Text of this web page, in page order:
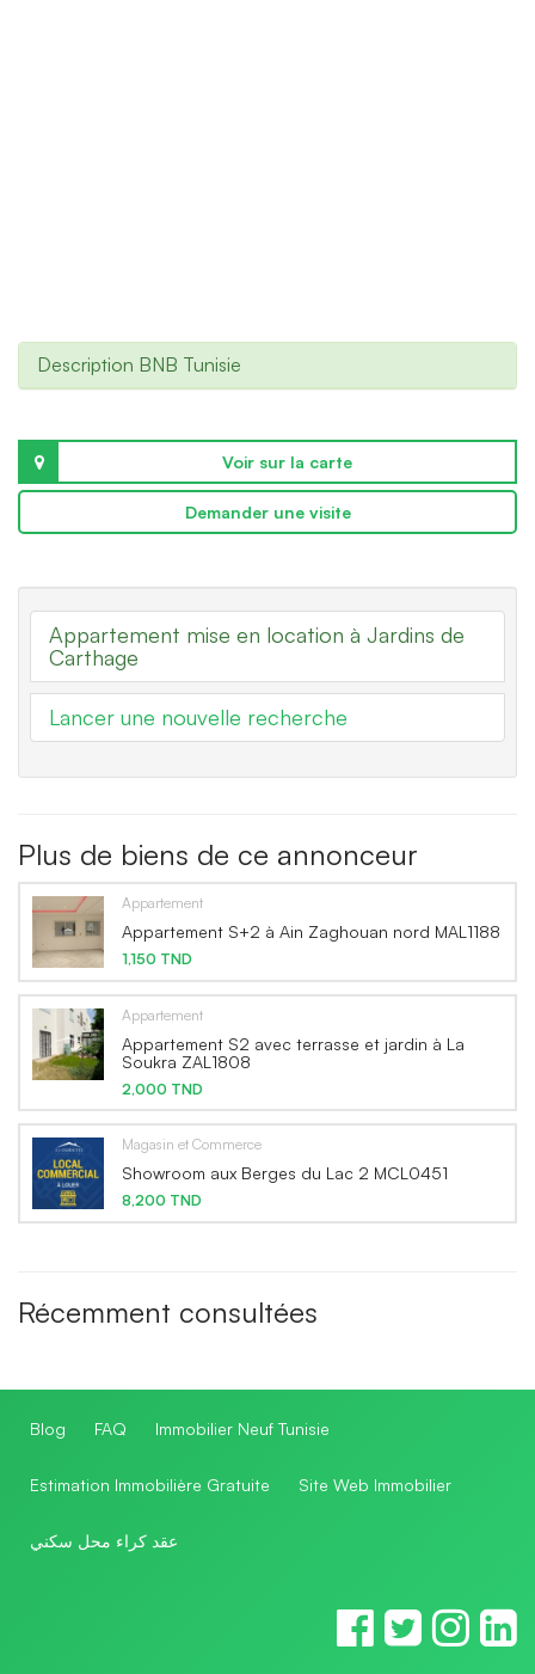
Description BNB Tunisie
Voir sur la carte
Demander une visite
Appartement mise en location à Jardins de
Carthage
Lancer une nouvelle recherche
Plus de biens de ce annonceur
Appartement
Appartement S+2 à Ain Zaghouan nord MAL1188
1,150 TND
Appartement
Appartement S2 avec terrasse et jardin à La
Soukra ZAL1808
2,000 TND
Magasin et Commerce
Showroom aux Berges du Lac 2 MCL0451
8,200 TND
Récemment consultées
Blog FAQ Immobilier Neuf Tunisie
Estimation Immobilière Gratuite Site Web Immobilier
عقد كراء محل سكني